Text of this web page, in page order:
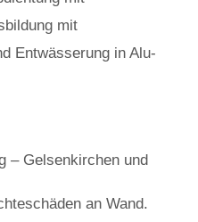
mit
Entwässerung in Alu-
– Gelsenkirchen und
an Wand.